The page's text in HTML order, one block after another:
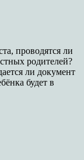
проводятся ли
родителей?
ли документ
будет в